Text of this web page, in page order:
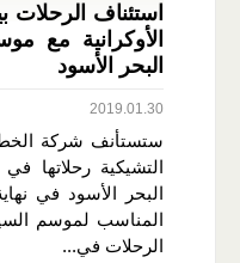
استئناف الرحلات
الأوكرانية مع
البحر الأسود
2019.01.30
ستستأنف شركة
التشيكية رحلاتها في
البحر الأسود في
الرحلات في...